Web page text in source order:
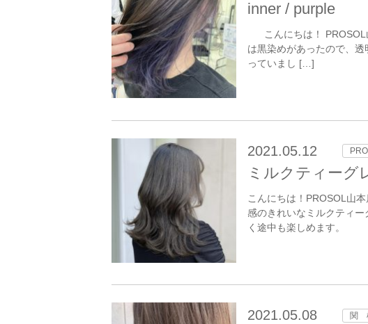
inner / purple
こんにちは！ PROSOL
は黒染めがあったので、
っていまし […]
2021.05.12
ミルクティーグ
こんにちは！PROSOL山
感のきれいなミルクティ
く途中も楽しめます。
2021.05.08 関